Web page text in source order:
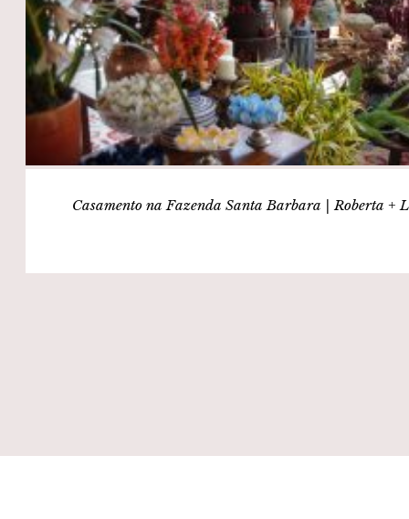
Casamento na Fazenda Santa Barbara | Roberta +